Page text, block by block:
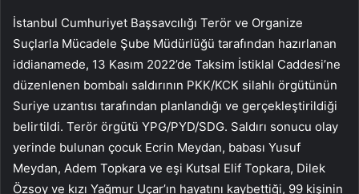
İstanbul Cumhuriyet Başsavcılığı Terör ve Organize
Suçlarla Mücadele Şube Müdürlüğü tarafından hazırlanan
iddianamede, 13 Kasım 2022’de Taksim İstiklal Caddesi’ne
düzenlenen bombalı saldırının PKK/KCK silahlı örgütünün
Suriye uzantısı tarafından planlandığı ve gerçekleştirildiği
belirtildi. Terör örgütü YPG/PYD/SDG. Saldırı sonucu olay
yerinde bulunan çocuk Ecrin Meydan, babası Yusuf
Meydan, Adem Topkara ve eşi Kutsal Elif Topkara, Dilek
Özsoy ve kızı Yağmur Uçar’ın hayatını kaybettiği, 99 kişinin